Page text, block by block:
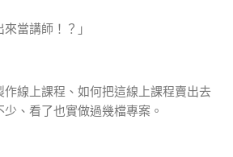
當講師！？」
線上課程、如何把這線上課程賣出去
、看了也實做過幾檔專案。